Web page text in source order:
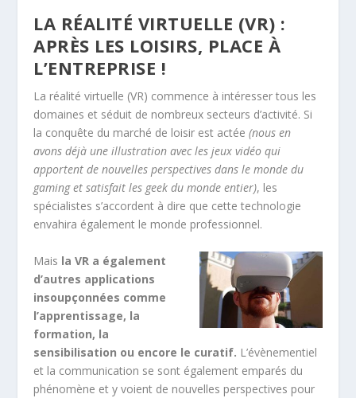
LA RÉALITÉ VIRTUELLE (VR) :
APRÈS LES LOISIRS, PLACE À
L’ENTREPRISE !
La réalité virtuelle (VR) commence à intéresser tous les
domaines et séduit de nombreux secteurs d’activité. Si
la conquête du marché de loisir est actée(nous en
avons déjà une illustration avec les jeux vidéo qui
apportent de nouvelles perspectives dans le monde du
gaming et satisfait les geek du monde entier), les
spécialistes s’accordent à dire que cette technologie
envahira également le monde professionnel.
Mais la VR a également
d’autres applications
insoupçonnées comme
l’apprentissage, la
formation, la
sensibilisation ou encore le curatif. L’évènementiel
et la communication se sont également emparés du
phénomène et y voient de nouvelles perspectives pour